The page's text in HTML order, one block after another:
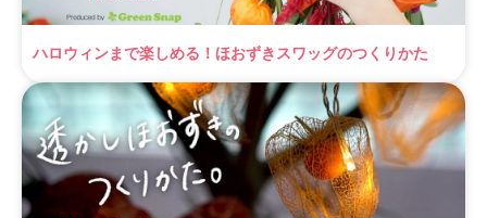
ハロウィンまで楽しめる！ほおずきスワッグのつくりかた